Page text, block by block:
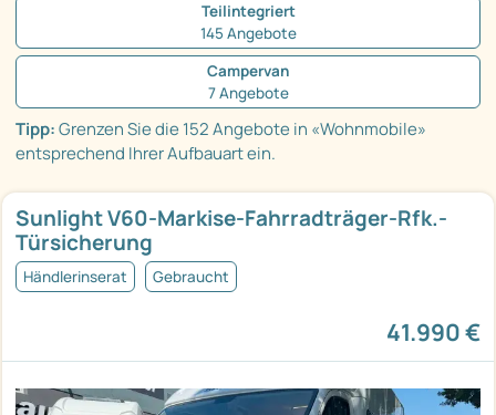
Teilintegriert
145 Angebote
Campervan
7 Angebote
Tipp:Grenzen Sie die 152 Angebote in «Wohnmobile»
entsprechend Ihrer Aufbauart ein.
Sunlight V60-Markise-Fahrradträger-Rfk.-
Türsicherung
Händlerinserat Gebraucht
41.990 €